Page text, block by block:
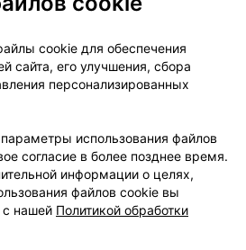
в том числе стойкий
слабость;
в желчных путях или
боль в животе, тошнота и
эффектах
cookie для обеспечения
сайта, его улучшения, сбора
персонализированных
использования файлов
согласие в более позднее время.
информации о целях,
файлов cookie вы
с нашей Политикой обработки